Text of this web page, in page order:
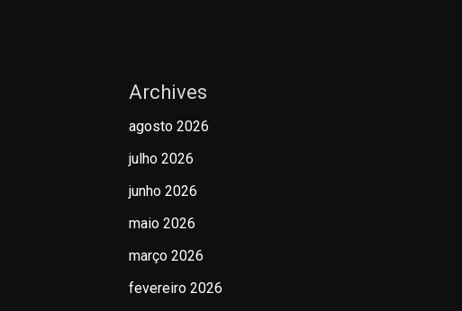
Archives
agosto 2026
julho 2026
junho 2026
maio 2026
março 2026
fevereiro 2026